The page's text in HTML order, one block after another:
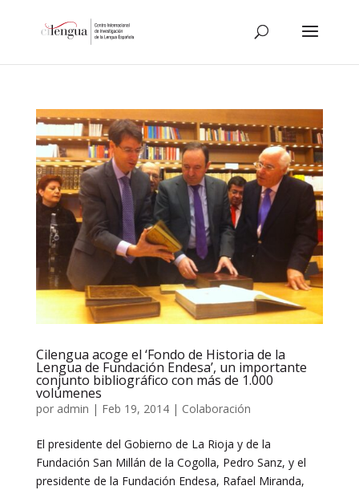
Cilengua acoge el ‘Fondo de Historia de la
Lengua de Fundación Endesa’, un importante
conjunto bibliográfico con más de 1.000
volúmenes
por admin | Feb 19, 2014| Colaboración
El presidente del Gobierno de La Rioja y de la
Fundación San Millán de la Cogolla, Pedro Sanz, y el
presidente de la Fundación Endesa, Rafael Miranda,